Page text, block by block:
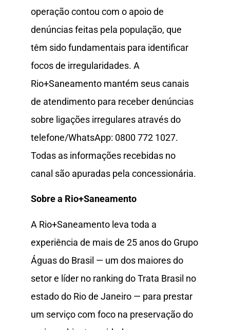
operação contou com o apoio de
denúncias feitas pela população, que
têm sido fundamentais para identificar
focos de irregularidades. A
Rio+Saneamento mantém seus canais
de atendimento para receber denúncias
sobre ligações irregulares através do
telefone/WhatsApp: 0800 772 1027.
Todas as informações recebidas no
canal são apuradas pela concessionária.
Sobre a Rio+Saneamento
A Rio+Saneamento leva toda a
experiência de mais de 25 anos do Grupo
Águas do Brasil — um dos maiores do
setor e líder no ranking do Trata Brasil no
estado do Rio de Janeiro — para prestar
um serviço com foco na preservação do